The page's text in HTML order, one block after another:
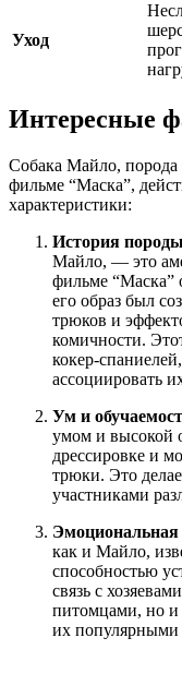
Уход
Интересные
Собака Майло, порода
фильме “Маска”,
характеристики:
История породы
Майло, — это
фильме “Маска”
его образ был
трюков и
комичности.
кокер-
ассоциировать
Ум и
умом и высокой
дрессировке и
трюки. Это
участниками
Эмоциональная
как и Майло,
способностью
связь с
питомцами, но и
их популярными